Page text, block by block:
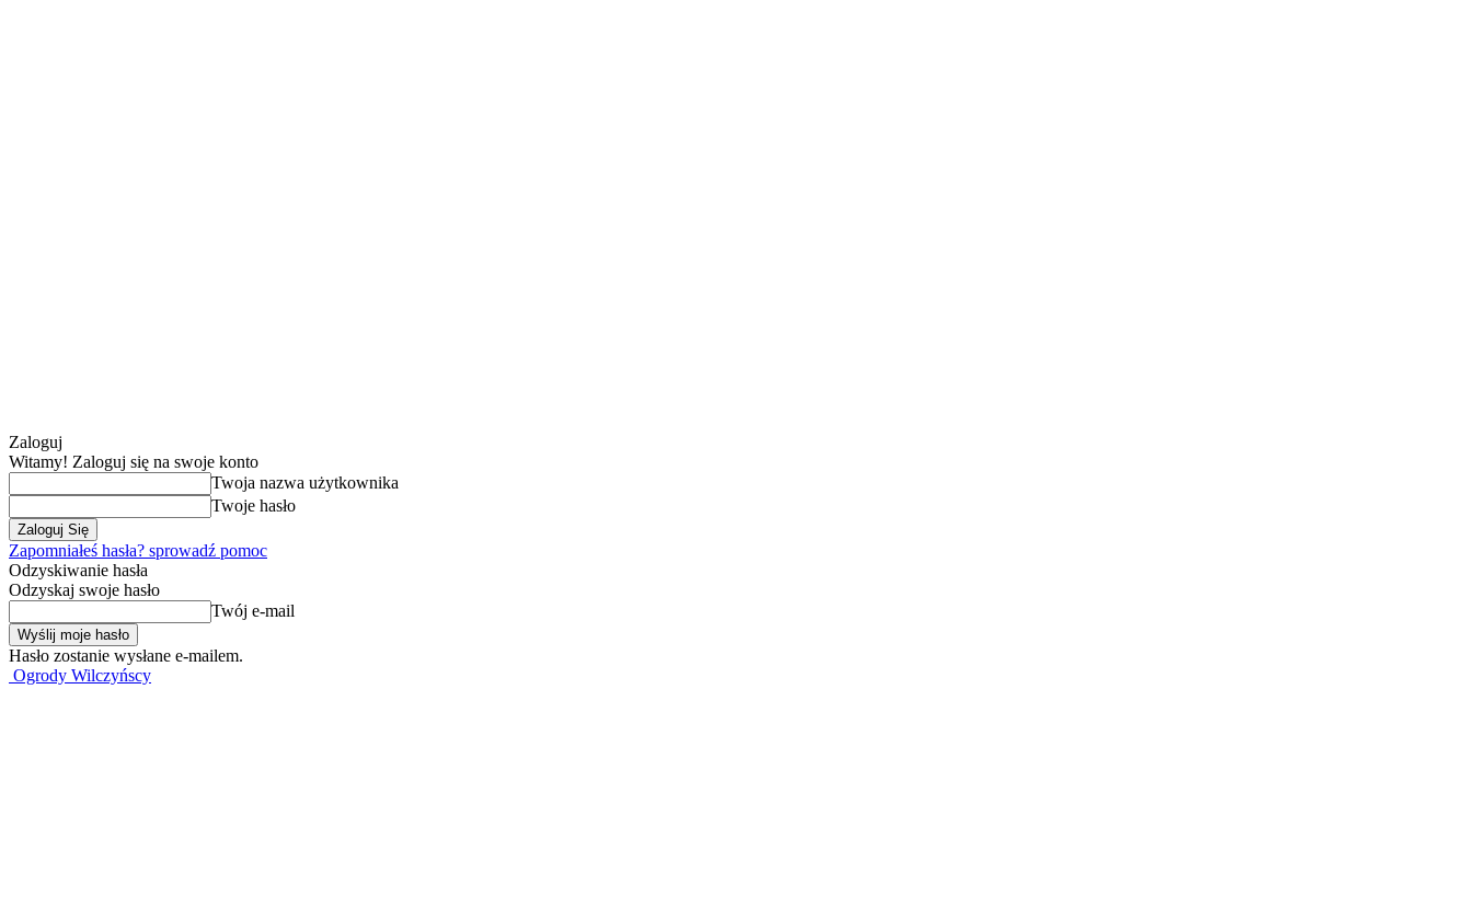
Zaloguj
Witamy! Zaloguj się na swoje konto
Twoja nazwa użytkownika
Twoje hasło
Zapomniałeś hasła? sprowadź pomoc
Odzyskiwanie hasła
Odzyskaj swoje hasło
Twój e-mail
Hasło zostanie wysłane e-mailem.
Ogrody Wilczyńscy